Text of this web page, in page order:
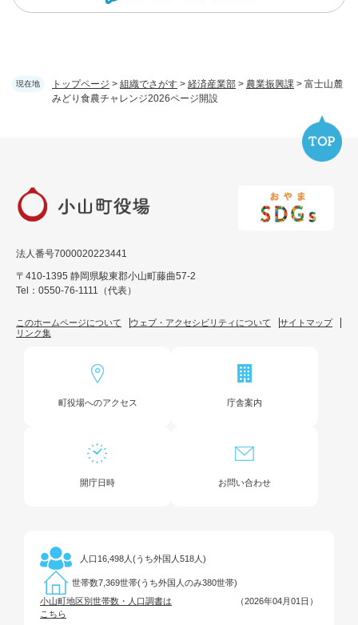
現在地 トップページ > 組織でさがす > 経済産業部 > 農業振興課 > 富士山麓
みどり食農チャレンジ2026ページ開設
法人番号7000020223441
〒410-1395 静岡県駿東郡小山町藤曲57-2
Tel：0550-76-1111（代表）
このホームページについて ウェブ・アクセシビリティについて
サイトマップ
リンク集
町役場へのアクセス 庁舎案内
開庁日時 お問い合わせ
人口 16,498人(うち外国人518人)
世帯数7,369世帯(うち外国人のみ380世帯)
小山町地区別世帯数・人口調書は
こちら
（2026年04月01日）